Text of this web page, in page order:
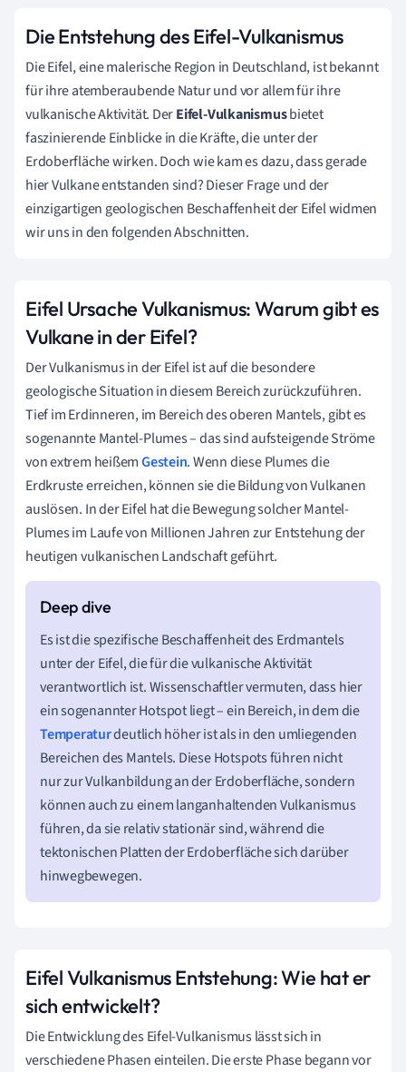
Die Entstehung des Eifel-Vulkanismus
Die Eifel, eine malerische Region in Deutschland, ist bekannt
für ihre atemberaubende Natur und vor allem für ihre
vulkanische Aktivität. DerEifel-Vulkanismusbietet
faszinierende Einblicke in die Kräfte, die unter der
Erdoberfläche wirken. Doch wie kam es dazu, dass gerade
hier Vulkane entstanden sind? Dieser Frage und der
einzigartigen geologischen Beschaffenheit der Eifel widmen
wir uns in den folgenden Abschnitten.
Eifel Ursache Vulkanismus: Warum gibt es
Vulkane in der Eifel?
Der Vulkanismus in der Eifel ist auf die besondere
geologische Situation in diesem Bereich zurückzuführen.
Tief im Erdinneren, im Bereich des oberen Mantels, gibt es
sogenannte Mantel-Plumes – das sind aufsteigende Ströme
von extrem heißemGestein. Wenn diese Plumes die
Erdkruste erreichen, können sie die Bildung von Vulkanen
auslösen. In der Eifel hat die Bewegung solcher Mantel-
Plumes im Laufe von Millionen Jahren zur Entstehung der
heutigen vulkanischen Landschaft geführt.
Es ist die spezifische Beschaffenheit des Erdmantels
unter der Eifel, die für die vulkanische Aktivität
verantwortlich ist. Wissenschaftler vermuten, dass hier
ein sogenannter Hotspot liegt – ein Bereich, in dem die
Temperaturdeutlich höher ist als in den umliegenden
Bereichen des Mantels. Diese Hotspots führen nicht
nur zur Vulkanbildung an der Erdoberfläche, sondern
können auch zu einem langanhaltenden Vulkanismus
führen, da sie relativ stationär sind, während die
tektonischen Platten der Erdoberfläche sich darüber
hinwegbewegen.
Eifel Vulkanismus Entstehung: Wie hat er
sich entwickelt?
Die Entwicklung des Eifel-Vulkanismus lässt sich in
verschiedene Phasen einteilen. Die erste Phase begann vor